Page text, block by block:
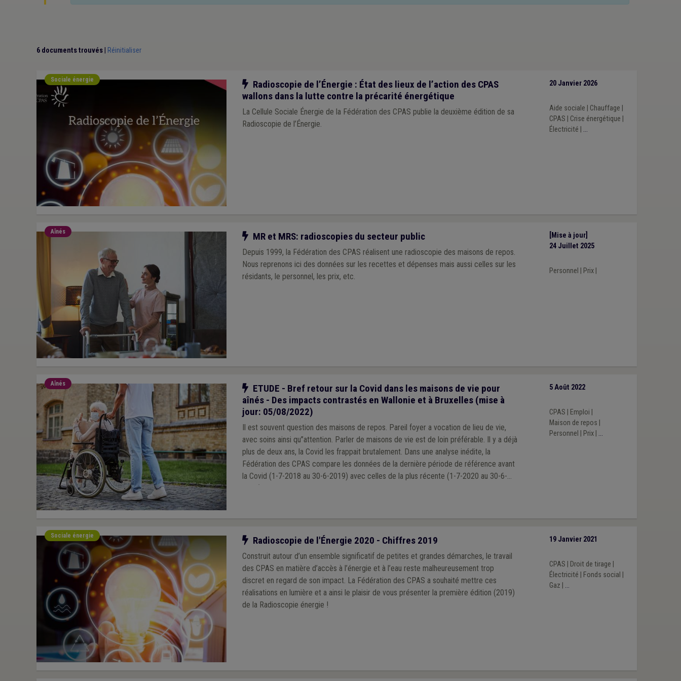
6 documents trouvés Réinitialiser
Sociale énergie Notre action
Radioscopie de l’Énergie : État des lieux de l’action des CPAS
wallons dans la lutte contre la précarité énergétique
La Cellule Sociale Énergie de la Fédération des CPAS publie la deuxième édition de sa
Radioscopie de l’Énergie.
20 Janvier 2026
Aide sociale Chauffage
CPAS
Crise énergétique
Électricité
...
Aînés Notre action
MR et MRS: radioscopies du secteur public
Depuis 1999, la Fédération des CPAS réalisent une radioscopie des maisons de repos.
Nous reprenons ici des données sur les recettes et dépenses mais aussi celles sur les
résidants, le personnel, les prix, etc.
[Mise à jour]
24 Juillet 2025
Personnel Prix|
Aînés Notre action
ETUDE - Bref retour sur la Covid dans les maisons de vie pour
aînés - Des impacts contrastés en Wallonie et à Bruxelles (mise à
jour: 05/08/2022)
Il est souvent question des maisons de repos. Pareil foyer a vocation de lieu de vie,
avec soins ainsi qu’’attention. Parler de maisons de vie est de loin préférable. Il y a déjà
plus de deux ans, la Covid les frappait brutalement. Dans une analyse inédite, la
Fédération des CPAS compare les données de la dernière période de référence avant
la Covid (1-7-2018 au 30-6-2019) avec celles de la plus récente (1-7-2020 au 30-6-
5 Août 2022
CPAS Emploi
Maison de repos
Personnel
Prix| ...
Sociale énergie Notre action
Radioscopie de l'Énergie 2020 - Chiffres 2019
Construit autour d’un ensemble significatif de petites et grandes démarches, le travail
des CPAS en matière d’accès à l’énergie et à l’eau reste malheureusement trop
discret en regard de son impact. La Fédération des CPAS a souhaité mettre ces
réalisations en lumière et a ainsi le plaisir de vous présenter la première édition (2019)
de la Radioscopie énergie !
19 Janvier 2021
CPAS Droit de tirage
Électricité
Fonds social
Gaz
...